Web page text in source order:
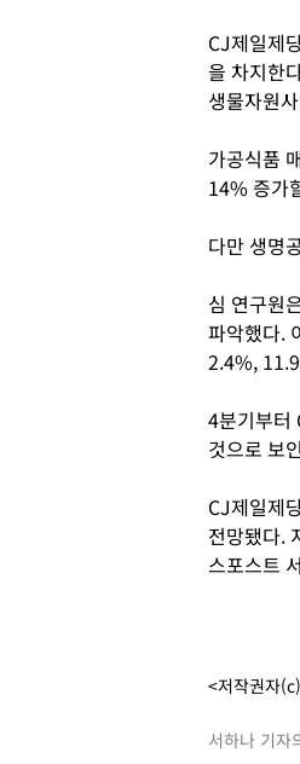
CJ제일제
을 차지한
생물자원
가공식품
14% 증가
다만 생명
심 연구원
파악했다.
2.4%,
4분기부터
것으로 보
CJ제일제
전망됐다.
스포스트
<저작권자
서하나 기자